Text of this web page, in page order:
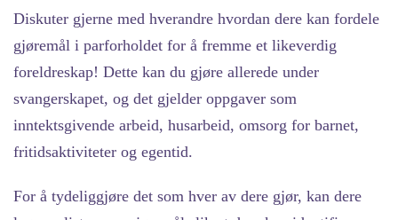
Diskuter gjerne med hverandre hvordan dere kan fordele
gjøremål i parforholdet for å fremme et likeverdig
foreldreskap! Dette kan du gjøre allerede under
svangerskapet, og det gjelder oppgaver som
inntektsgivende arbeid, husarbeid, omsorg for barnet,
fritidsaktiviteter og egentid.
For å tydeliggjøre det som hver av dere gjør, kan dere